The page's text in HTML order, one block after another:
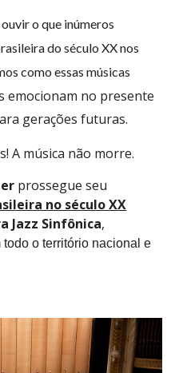
o que inúmeros
do século XX nos
como essas músicas
emocionam no presente
gerações futuras.
A música não morre.
prossegue seu
no século XX
Jazz Sinfônica,
o território nacional e